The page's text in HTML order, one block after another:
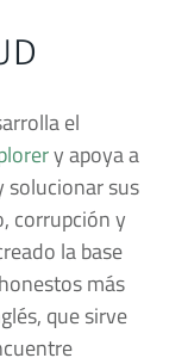
el
y apoya a
solucionar sus
corrupción y
la base
más
que sirve